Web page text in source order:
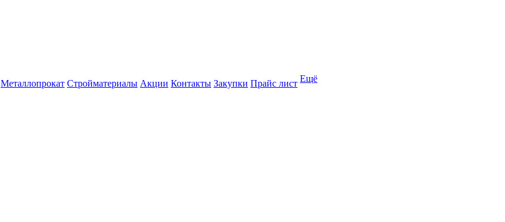
Металлопрокат Стройматериалы Акции Контакты Закупки Прайс лист Ещё